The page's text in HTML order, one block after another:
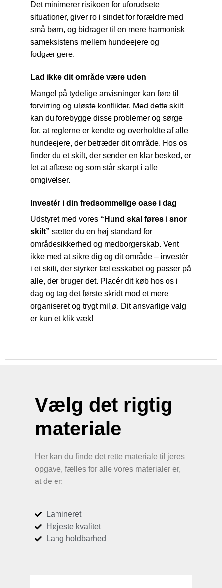
Det minimerer risikoen for uforudsete
situationer, giver ro i sindet for forældre med
små børn, og bidrager til en mere harmonisk
sameksistens mellem hundeejere og
fodgængere.
Lad ikke dit område være uden
Mangel på tydelige anvisninger kan føre til
forvirring og uløste konflikter. Med dette skilt
kan du forebygge disse problemer og sørge
for, at reglerne er kendte og overholdte af alle
hundeejere, der betræder dit område. Hos os
finder du et skilt, der sender en klar besked, er
let at aflæse og som står skarpt i alle
omgivelser.
Investér i din fredsommelige oase i dag
Udstyret med vores “Hund skal føres i snor
skilt” sætter du en høj standard for
områdesikkerhed og medborgerskab. Vent
ikke med at sikre dig og dit område – investér
i et skilt, der styrker fællesskabet og passer på
alle, der bruger det. Placér dit køb hos os i
dag og tag det første skridt mod et mere
organiseret og trygt miljø. Dit ansvarlige valg
er kun et klik væk!
Vælg det rigtig
materiale
Her kan du finde det rette materiale til jeres
opgave, fælles for alle vores materialer er,
at de er:
Lamineret
Højeste kvalitet
Lang holdbarhed